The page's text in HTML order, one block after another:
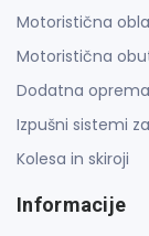
Motoristična
Motoristična
Dodatna oprema
Izpušni sistemi
Kolesa in skiroji
Informacije